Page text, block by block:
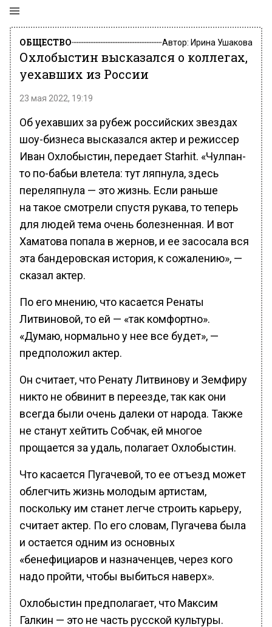
ОБЩЕСТВО Автор: Ирина Ушакова
Охлобыстин высказался о коллегах,
уехавших из России
23 мая 2022, 19:19
Об уехавших за рубеж российских звездах
шоу-бизнеса высказался актер и режиссер
Иван Охлобыстин, передает Starhit. «Чулпан-
то по-бабьи влетела: тут ляпнула, здесь
переляпнула — это жизнь. Если раньше
на такое смотрели спустя рукава, то теперь
для людей тема очень болезненная. И вот
Хаматова попала в жернов, и ее засосала вся
эта бандеровская история, к сожалению», —
сказал актер.
По его мнению, что касается Ренаты
Литвиновой, то ей — «так комфортно».
«Думаю, нормально у нее все будет», —
предположил актер.
Он считает, что Ренату Литвинову и Земфиру
никто не обвинит в переезде, так как они
всегда были очень далеки от народа. Также
не станут хейтить Собчак, ей многое
прощается за удаль, полагает Охлобыстин.
Что касается Пугачевой, то ее отъезд может
облегчить жизнь молодым артистам,
поскольку им станет легче строить карьеру,
считает актер. По его словам, Пугачева была
и остается одним из основных
«бенефициаров и назначенцев, через кого
надо пройти, чтобы выбиться наверх».
Охлобыстин предполагает, что Максим
Галкин — это не часть русской культуры.